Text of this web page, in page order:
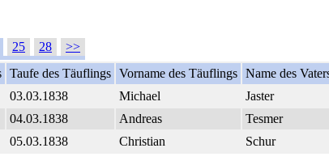
25 28
>>
Taufe des Täuflings Vorname des Täuflings Name des
03.03.1838 Michael Jaster
04.03.1838 Andreas Tesmer
05.03.1838 Christian Schur